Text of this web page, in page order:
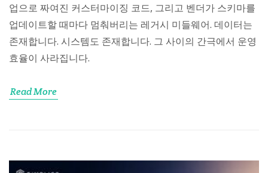
업으로 짜여진 커스터마이징 코드, 그리고 벤더가 스키마를
업데이트할 때마다 멈춰버리는 레거시 미들웨어. 데이터는
존재합니다. 시스템도 존재합니다. 그 사이의 간극에서 운영
효율이 사라집니다.
Read More